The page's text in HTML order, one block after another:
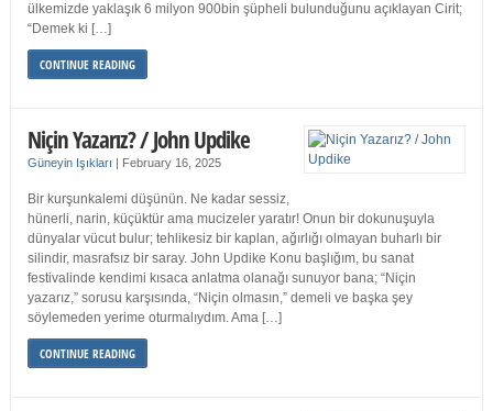
ülkemizde yaklaşık 6 milyon 900bin şüpheli bulunduğunu açıklayan Cirit;
“Demek ki […]
CONTINUE READING
Niçin Yazarız? / John Updike
Güneyin Işıkları | February 16, 2025
Bir kurşunkalemi düşünün. Ne kadar sessiz,
hünerli, narin, küçüktür ama mucizeler yaratır! Onun bir dokunuşuyla
dünyalar vücut bulur; tehlikesiz bir kaplan, ağırlığı olmayan buharlı bir
silindir, masrafsız bir saray. John Updike Konu başlığım, bu sanat
festivalinde kendimi kısaca anlatma olanağı sunuyor bana; “Niçin
yazarız,” sorusu karşısında, “Niçin olmasın,” demeli ve başka şey
söylemeden yerime oturmalıydım. Ama […]
CONTINUE READING